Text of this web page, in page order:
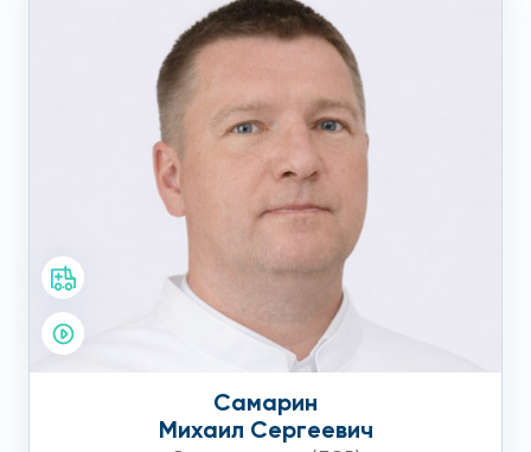
Самарин
Михаил Сергеевич